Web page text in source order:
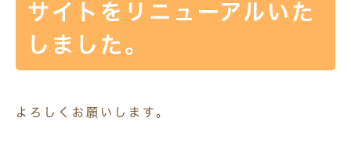
サイトをリニューアルいた
しました。
よろしくお願いします。